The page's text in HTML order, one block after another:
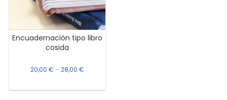
Encuadernación tipo libro
cosida
20,00€ –28,00€